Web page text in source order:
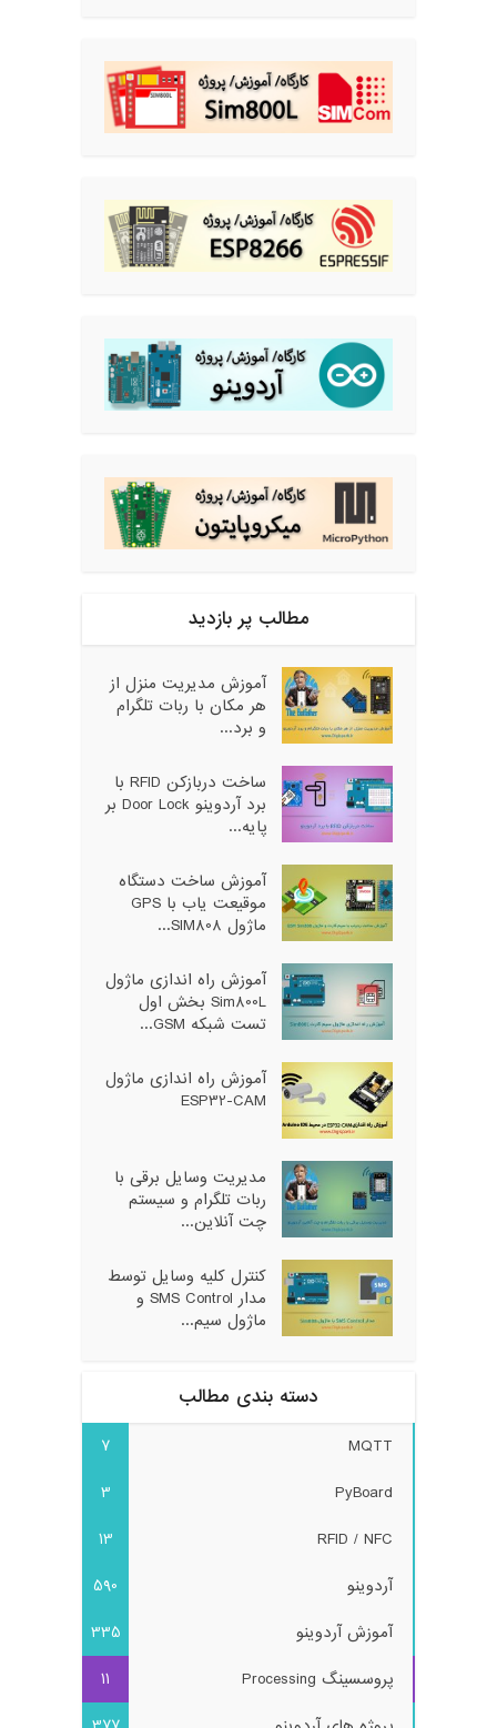
مطالب پر بازدید
آموزش مدیریت منزل از
هر مکان با ربات تلگرام
و برد...
ساخت دربازکن RFID با
برد آردوینو Door Lock بر
پایه...
آموزش ساخت دستگاه
موقیعت یاب با GPS
ماژول SIM808...
آموزش راه اندازی ماژول
Sim800L بخش اول
تست شبکه GSM...
آموزش راه اندازی ماژول
ESP32-CAM
مدیریت وسایل برقی با
ربات تلگرام و سیستم
چت آنلاین...
کنترل کلیه وسایل توسط
مدار SMS Control و
ماژول سیم...
دسته بندی مطالب
MQTT
7
PyBoard
3
RFID / NFC
13
آردوینو
590
آموزش آردوینو
335
پروسسینگ Processing
11